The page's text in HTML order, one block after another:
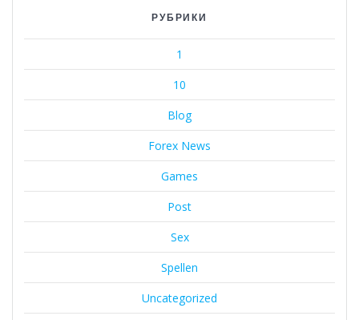
РУБРИКИ
1
10
Blog
Forex News
Games
Post
Sex
Spellen
Uncategorized